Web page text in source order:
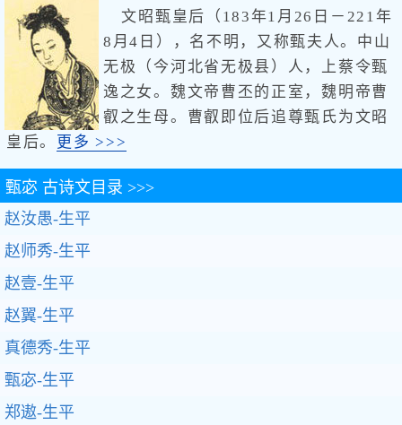
文昭甄皇后（183年1月26日－221年
8月4日），名不明，又称甄夫人。中山
无极（今河北省无极县）人，上蔡令甄
逸之女。魏文帝曹丕的正室，魏明帝曹
叡之生母。曹叡即位后追尊甄氏为文昭
皇后。 更多 >>>
甄宓 古诗文目录 >>>
赵汝愚-生平
赵师秀-生平
赵壹-生平
赵翼-生平
真德秀-生平
甄宓-生平
郑遨-生平